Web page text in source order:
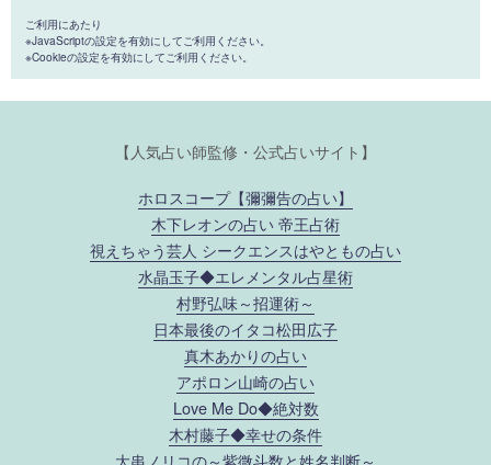
ご利用にあたり
※JavaScriptの設定を有効にしてご利用ください。
※Cookieの設定を有効にしてご利用ください。
【人気占い師監修・公式占いサイト】
ホロスコープ【彌彌告の占い】
木下レオンの占い 帝王占術
視えちゃう芸人 シークエンスはやともの占い
水晶玉子◆エレメンタル占星術
村野弘味～招運術～
日本最後のイタコ松田広子
真木あかりの占い
アポロン山崎の占い
Love Me Do◆絶対数
木村藤子◆幸せの条件
大串ノリコの～紫微斗数と姓名判断～